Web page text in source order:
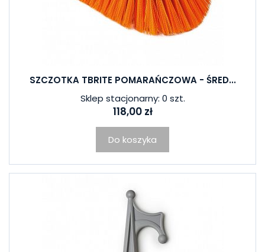
SZCZOTKA TBRITE POMARAŃCZOWA - ŚRED...
Sklep stacjonarny: 0 szt.
118,00 zł
Do koszyka